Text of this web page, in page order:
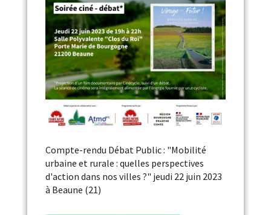
Compte-rendu Débat Public : "Mobilité
urbaine et rurale : quelles perspectives
d'action dans nos villes ?" jeudi 22 juin 2023
à Beaune (21)